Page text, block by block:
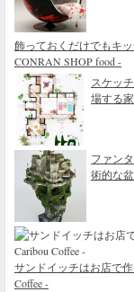
飾っておくだけでもキ
CONRAN SHOP food -
スケッ
場する
ファン
術的な
サンドイッチはお店で
Coffee -